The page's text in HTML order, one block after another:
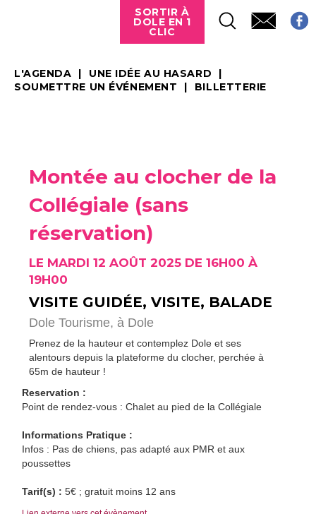
SORTIR À
DOLE EN 1
CLIC
L'AGENDA
UNE IDÉE AU HASARD
SOUMETTRE UN ÉVÉNEMENT
BILLETTERIE
Montée au clocher de la
Collégiale (sans
réservation)
LE MARDI 12 AOÛT 2025 DE 16H00 À
19H00
VISITE GUIDÉE, VISITE, BALADE
Dole Tourisme, à Dole
Prenez de la hauteur et contemplez Dole et ses
alentours depuis la plateforme du clocher, perchée à
65m de hauteur !
Reservation :
Point de rendez-vous : Chalet au pied de la Collégiale
Informations Pratique :
Infos : Pas de chiens, pas adapté aux PMR et aux
poussettes
Tarif(s) : 5€ ; gratuit moins 12 ans